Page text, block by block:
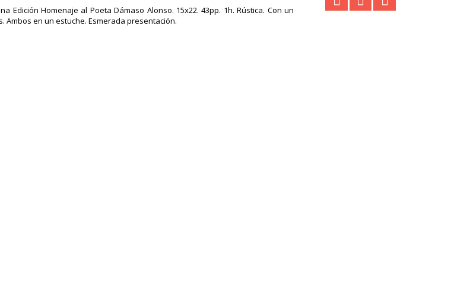
Edición Homenaje al Poeta Dámaso Alonso. 15x22. 43pp. 1h. Rústica. Con un
Ambos en un estuche. Esmerada presentación.